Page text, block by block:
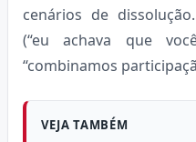
cenários de
(“eu achava que
“combinamos
VEJA TAMBÉM